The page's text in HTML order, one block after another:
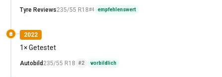
Tyre Reviews235/55 R18#4 empfehlenswert
2022
1× Getestet
Autobild 235/55 R18 #2 vorbildlich